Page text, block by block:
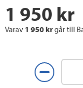
1 950 kr
Varav 1 950 krgår till